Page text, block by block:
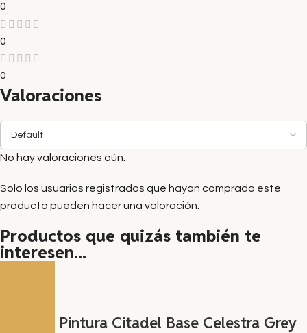
0
0
0
Valoraciones
No hay valoraciones aún.
Solo los usuarios registrados que hayan comprado este
producto pueden hacer una valoración.
Productos que quizás también te
interesen...
Bote de Pintura Citadel Base Celestra Grey